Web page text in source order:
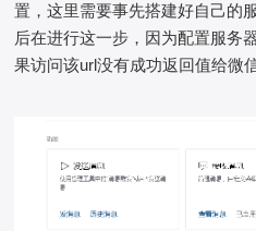
置，这里需要事先搭建好自己的
后在进行这一步，因为配置服务
果访问该url没有成功返回值给微